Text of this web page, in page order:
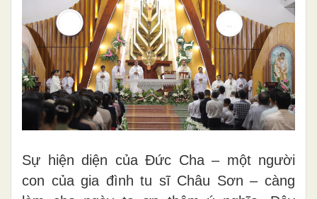
Sự hiện diện của Đức Cha – một người
con của gia đình tu sĩ Châu Sơn – càng